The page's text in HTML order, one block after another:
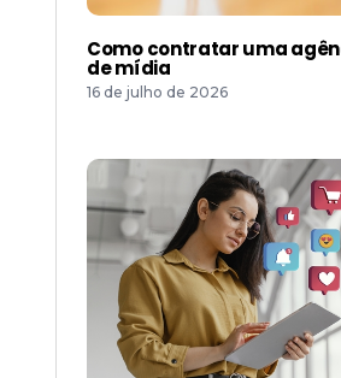
Como contratar uma
de mídia
16 de julho de 2026